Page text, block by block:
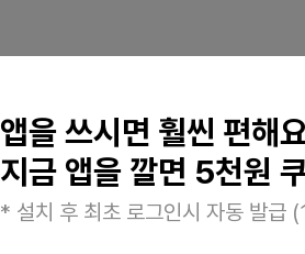
앱을 쓰시면 훨씬 편해
지금 앱을 깔면 5천원
* 설치 후 최초 로그인시 자동 발급